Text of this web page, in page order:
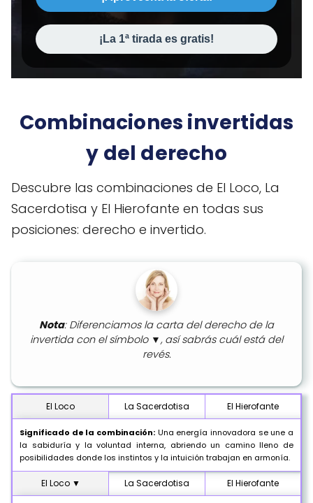
¡La 1ª tirada es gratis!
Combinaciones invertidas
y del derecho
Descubre las combinaciones de El Loco, La
Sacerdotisa y El Hierofante en todas sus
posiciones: derecho e invertido.
Nota: Diferenciamos la carta del derecho de la
invertida con el símbolo ▼, así sabrás cuál está del
revés.
El Loco La Sacerdotisa El Hierofante
Significado de la combinación: Una energía innovadora se une a
la sabiduría y la voluntad interna, abriendo un camino lleno de
posibilidades donde los instintos y la intuición trabajan en armonía.
El Loco ▼ La Sacerdotisa El Hierofante